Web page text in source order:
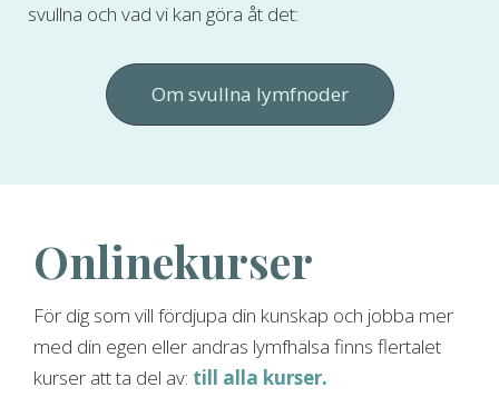
svullna och vad vi kan göra åt det:
Om svullna lymfnoder
Onlinekurser
För dig som vill fördjupa din kunskap och jobba mer
med din egen eller andras lymfhälsa finns flertalet
kurser att ta del av: till alla kurser.